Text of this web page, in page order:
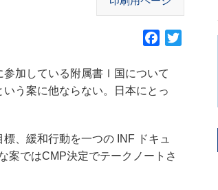
c
e
o
k
加している附属書Ⅰ国について
う案に他ならない。日本にとっ
、緩和行動を一つの INF ドキュ
案ではCMP決定でテークノートさ